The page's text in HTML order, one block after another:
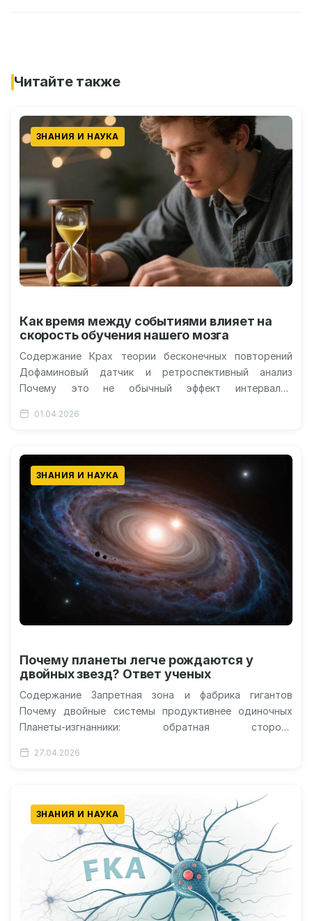
Читайте также
ЗНАНИЯ И НАУКА
Как время между событиями влияет на
скорость обучения нашего мозга
Содержание Крах теории бесконечных повторений
Дофаминовый датчик и ретроспективный анализ
Почему это не обычный эффект интервалов
процентов обучающих…
01.04.2026
ЗНАНИЯ И НАУКА
Почему планеты легче рождаются у
двойных звезд? Ответ ученых
Содержание Запретная зона и фабрика гигантов
Почему двойные системы продуктивнее одиночных
Планеты-изгнанники: обратная сторона
телескопов Что это меняет…
27.04.2026
ЗНАНИЯ И НАУКА